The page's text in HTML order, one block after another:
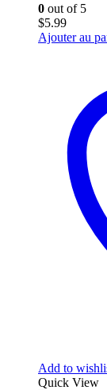
0 out of 5
$5.99
Ajouter au
Add to
Quick View